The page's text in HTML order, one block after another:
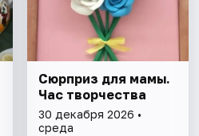
Сюрприз для мамы.
Час творчества
30 декабря 2026 •
среда